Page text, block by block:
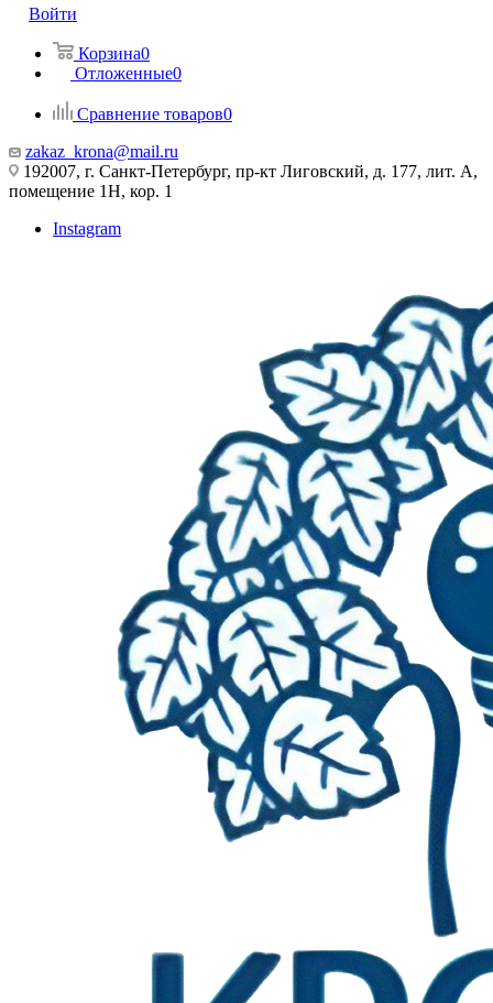
Войти
Корзина0
Отложенные0
Сравнение товаров0
zakaz_krona@mail.ru
192007, г. Санкт-Петербург, пр-кт Лиговский, д. 177, лит. А,
помещение 1Н, кор. 1
Instagram